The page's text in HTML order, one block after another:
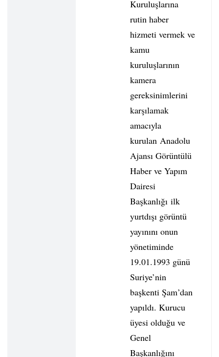
Kuruluşlarına
rutin haber
hizmeti vermek ve
kamu
kuruluşlarının
kamera
gereksinimlerini
karşılamak
amacıyla
kurulan Anadolu
Ajansı Görüntülü
Haber ve Yapım
Dairesi
Başkanlığı ilk
yurtdışı görüntü
yayınını onun
yönetiminde
19.01.1993 günü
Suriye’nin
başkenti Şam’dan
yapıldı. Kurucu
üyesi olduğu ve
Genel
Başkanlığını